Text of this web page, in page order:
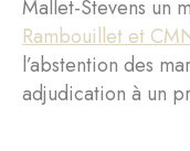
Mallet-Stevens un
Rambouillet et
l’abstention des
adjudication à un